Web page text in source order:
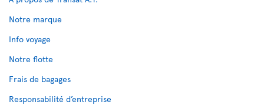
Notre marque
Info voyage
Notre flotte
Frais de bagages
Responsabilité d’entreprise